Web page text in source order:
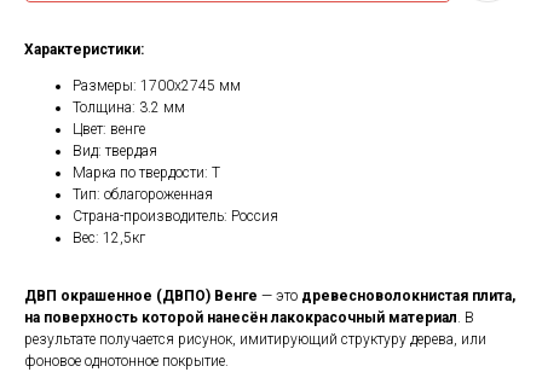
Характеристики:
Размеры: 1700х2745 мм
Толщина: 3.2 мм
Цвет: венге
Вид: твердая
Марка по твердости: Т
Тип: облагороженная
Страна-производитель: Россия
Вес: 12,5кг
ДВП окрашенное (ДВПО) Венге — это древесноволокнистая плита,
на поверхность которой нанесён лакокрасочный материал. В
результате получается рисунок, имитирующий структуру дерева, или
фоновое однотонное покрытие.